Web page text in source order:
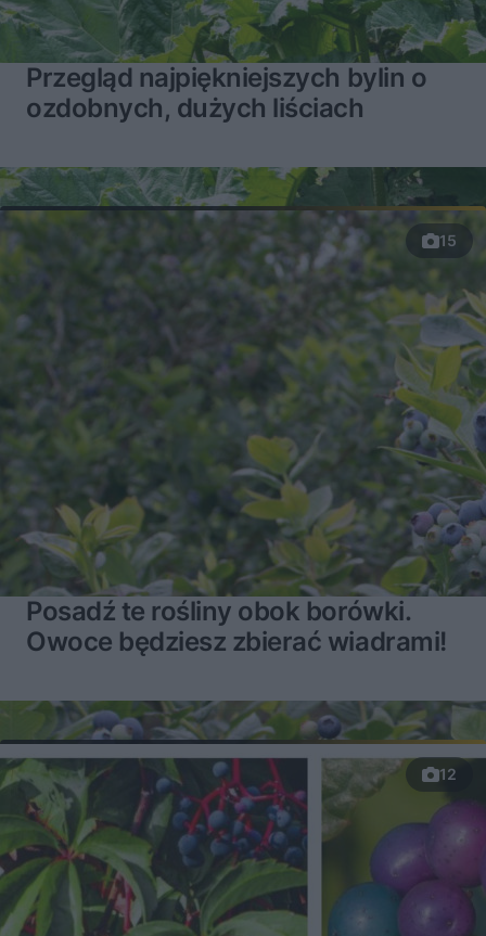
Przegląd najpiękniejszych bylin o
ozdobnych, dużych liściach
15
Posadź te rośliny obok borówki.
Owoce będziesz zbierać wiadrami!
12